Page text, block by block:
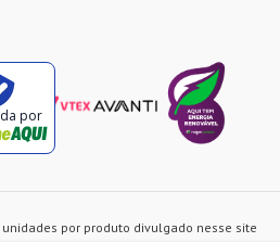
por
por produto divulgado nesse site